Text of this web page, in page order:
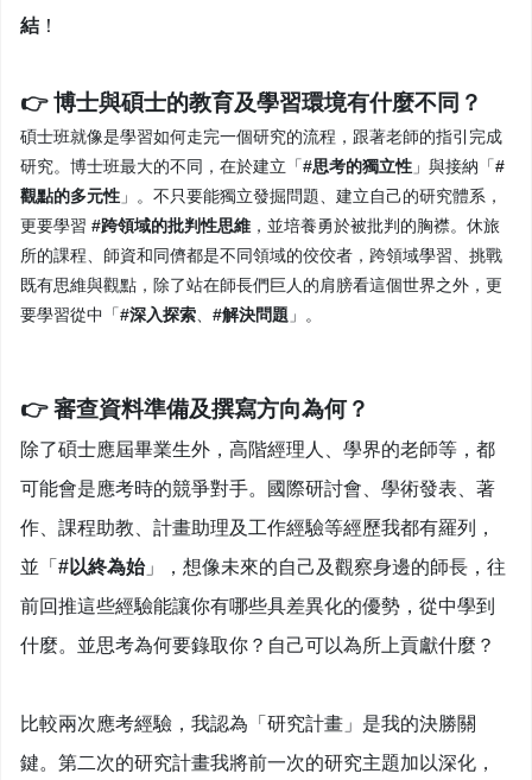
結 ！
👉 博士與碩士的教育及學習環境有什麼不同？
碩士班就像是學習如何走完一個研究的流程，跟著老師的指引完成
研究。博士班最大的不同，在於建立「#思考的獨立性 」與接納「#
觀點的多元性 」。不只要能獨立發掘問題、建立自己的研究體系，
更要學習 #跨領域的批判性思維 ，並培養勇於被批判的胸襟。休旅
所的課程、師資和同儕都是不同領域的佼佼者，跨領域學習、挑戰
既有思維與觀點，除了站在師長們巨人的肩膀看這個世界之外，更
要學習從中「#深入探索、 #解決問題 」。
👉審查資料準備及撰寫方向為何？
除了碩士應屆畢業生外，高階經理人、學界的老師等，都
可能會是應考時的競爭對手。國際研討會、學術發表、著
作、課程助教、計畫助理及工作經驗等經歷我都有羅列，
並「 #以終為始」，想像未來的自己及觀察身邊的師長，往
前回推這些經驗能讓你有哪些具差異化的優勢，從中學到
什麼。並思考為何要錄取你？自己可以為所上貢獻什麼？
比較兩次應考經驗，我認為「研究計畫」是我的決勝關
鍵。第二次的研究計畫我將前一次的研究主題加以深化，